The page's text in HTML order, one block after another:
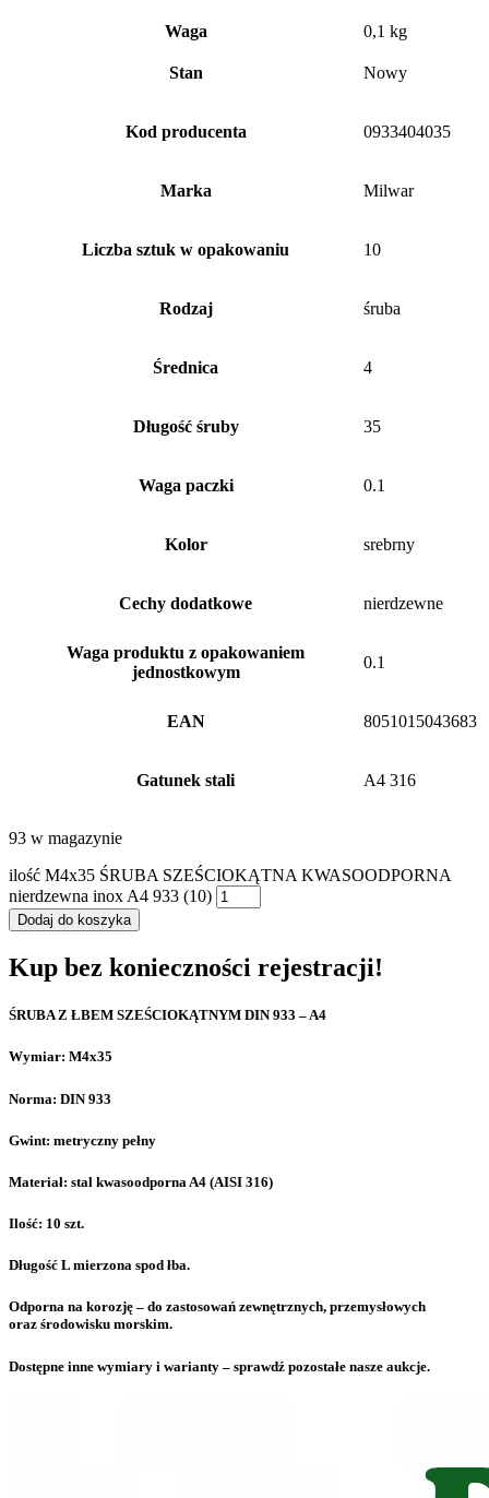
Waga 0,1 kg
Stan Nowy
Kod producenta 0933404035
Marka Milwar
Liczba sztuk w opakowaniu 10
Rodzaj śruba
Średnica 4
Długość śruby 35
Waga paczki 0.1
Kolor srebrny
Cechy dodatkowe nierdzewne
Waga produktu z opakowaniem
jednostkowym
0.1
EAN 8051015043683
Gatunek stali A4 316
93 w magazynie
ilość M4x35 ŚRUBA SZEŚCIOKĄTNA KWASOODPORNA
nierdzewna inox A4 933 (10)
Dodaj do koszyka
Kup bez konieczności rejestracji!
ŚRUBA Z ŁBEM SZEŚCIOKĄTNYM DIN 933 – A4
Wymiar: M4x35
Norma: DIN 933
Gwint: metryczny pełny
Materiał: stal kwasoodporna A4 (AISI 316)
Ilość: 10 szt.
Długość L mierzona spod łba.
Odporna na korozję – do zastosowań zewnętrznych, przemysłowych
oraz środowisku morskim.
Dostępne inne wymiary i warianty – sprawdź pozostałe nasze aukcje.